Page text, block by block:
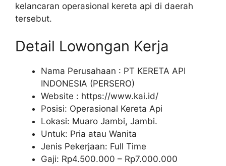
kelancaran operasional kereta api di daerah
tersebut.
Detail Lowongan Kerja
Nama Perusahaan : PT KERETA API
INDONESIA (PERSERO)
Website : https://www.kai.id/
Posisi: Operasional Kereta Api
Lokasi: Muaro Jambi, Jambi.
Untuk: Pria atau Wanita
Jenis Pekerjaan: Full Time
Gaji: Rp4.500.000 – Rp7.000.000